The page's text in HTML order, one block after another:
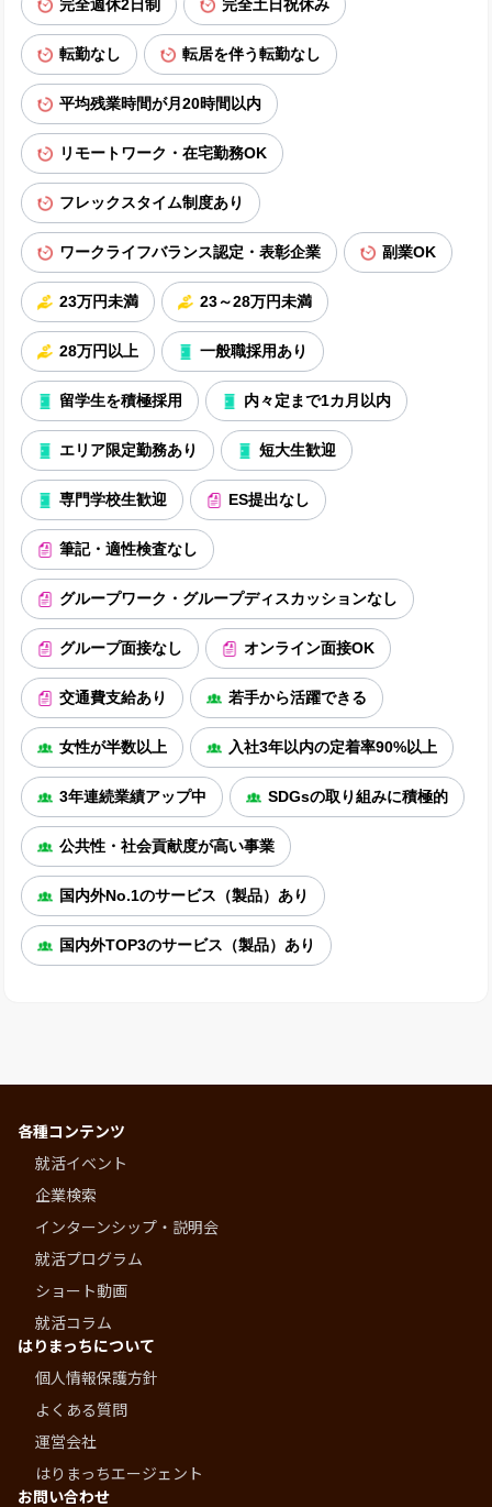
完全週休2日制 完全土日祝休み
転勤なし 転居を伴う転勤なし
平均残業時間が月20時間以内
リモートワーク・在宅勤務OK
フレックスタイム制度あり
ワークライフバランス認定・表彰企業 副業OK
23万円未満 23～28万円未満
28万円以上 一般職採用あり
留学生を積極採用 内々定まで1カ月以内
エリア限定勤務あり 短大生歓迎
専門学校生歓迎 ES提出なし
筆記・適性検査なし
グループワーク・グループディスカッションなし
グループ面接なし オンライン面接OK
交通費支給あり 若手から活躍できる
女性が半数以上 入社3年以内の定着率90%以上
3年連続業績アップ中 SDGsの取り組みに積極的
公共性・社会貢献度が高い事業
国内外No.1のサービス（製品）あり
国内外TOP3のサービス（製品）あり
各種コンテンツ
就活イベント
企業検索
インターンシップ・説明会
就活プログラム
ショート動画
就活コラム
はりまっちについて
個人情報保護方針
よくある質問
運営会社
はりまっちエージェント
お問い合わせ